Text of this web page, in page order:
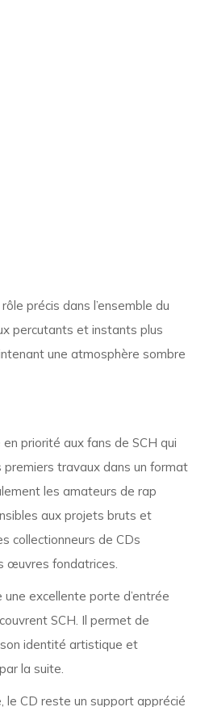
précis dans l’ensemble du
percutants et instants plus
une atmosphère sombre
priorité aux fans de SCH qui
travaux dans un format
les amateurs de rap
aux projets bruts et
collectionneurs de CDs
œuvres fondatrices.
excellente porte d’entrée
SCH. Il permet de
identité artistique et
la suite.
le CD reste un support apprécié